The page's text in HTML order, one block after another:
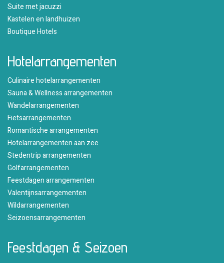
Suite met jacuzzi
Kastelen en landhuizen
Boutique Hotels
Hotelarrangementen
Culinaire hotelarrangementen
Sauna & Wellness arrangementen
Wandelarrangementen
Fietsarrangementen
Romantische arrangementen
Hotelarrangementen aan zee
Stedentrip arrangementen
Golfarrangementen
Feestdagen arrangementen
Valentijnsarrangementen
Wildarrangementen
Seizoensarrangementen
Feestdagen & Seizoen